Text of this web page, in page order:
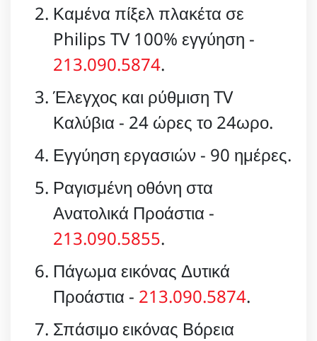
Καμένα πίξελ πλακέτα σε
Philips TV 100% εγγύηση -
213.090.5874.
Έλεγχος και ρύθμιση TV
Καλύβια - 24 ώρες το 24ωρο.
Εγγύηση εργασιών - 90 ημέρες.
Ραγισμένη οθόνη στα
Ανατολικά Προάστια -
213.090.5855.
Πάγωμα εικόνας Δυτικά
Προάστια - 213.090.5874.
Σπάσιμο εικόνας Βόρεια